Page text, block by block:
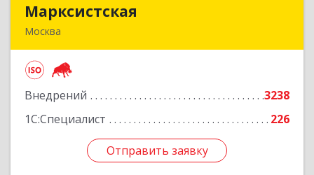
Марксистская
Москва
Внедрений
3238
1С:Специалист
226
Отправить заявку
Подробнее
Отправить заявку